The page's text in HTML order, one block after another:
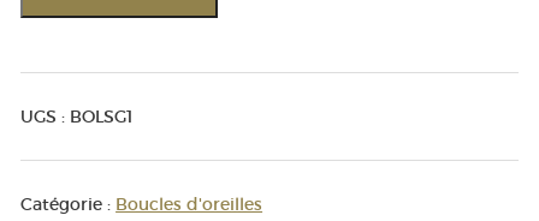
Losanges
UGS : BOLSG1
Catégorie : Boucles d'oreilles